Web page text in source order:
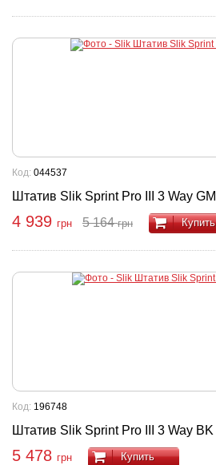
Штатив Slik Sprint Pro III 3 Way GM
Код: 044537
4 939 грн 5 164грн Купить
Штатив Slik Sprint Pro III 3 Way BK
Код: 196748
5 478 грн Купить